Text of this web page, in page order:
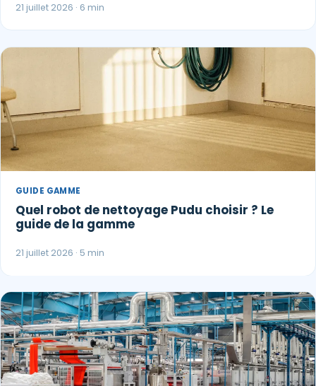
21 juillet 2026 · 6 min
GUIDE GAMME
Quel robot de nettoyage Pudu choisir ? Le
guide de la gamme
21 juillet 2026 · 5 min